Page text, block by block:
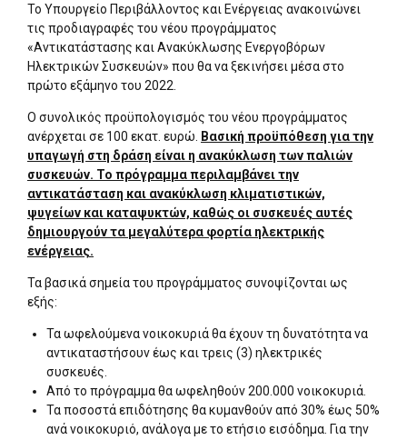
Το Υπουργείο Περιβάλλοντος και Ενέργειας ανακοινώνει
τις προδιαγραφές του νέου προγράμματος
«Αντικατάστασης και Ανακύκλωσης Ενεργοβόρων
Ηλεκτρικών Συσκευών» που θα να ξεκινήσει μέσα στο
πρώτο εξάμηνο του 2022.
Ο συνολικός προϋπολογισμός του νέου προγράμματος
ανέρχεται σε 100 εκατ. ευρώ.
Βασική προϋπόθεση για την
υπαγωγή στη δράση είναι η ανακύκλωση των παλιών
συσκευών. Το πρόγραμμα περιλαμβάνει την
αντικατάσταση και ανακύκλωση κλιματιστικών,
ψυγείων και καταψυκτών, καθώς οι συσκευές αυτές
δημιουργούν τα μεγαλύτερα φορτία ηλεκτρικής
ενέργειας.
Τα βασικά σημεία του προγράμματος συνοψίζονται ως
εξής:
Τα ωφελούμενα νοικοκυριά θα έχουν τη δυνατότητα να
αντικαταστήσουν έως και τρεις (3) ηλεκτρικές
συσκευές.
Από το πρόγραμμα θα ωφεληθούν 200.000 νοικοκυριά.
Τα ποσοστά επιδότησης θα κυμανθούν από 30% έως 50%
ανά νοικοκυριό, ανάλογα με το ετήσιο εισόδημα. Για την